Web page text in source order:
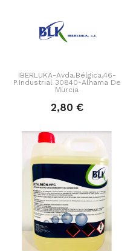
IBERLUKA-Avda.Bélgica,46-
P.Industrial 30840-Alhama De
Murcia
2,80 €